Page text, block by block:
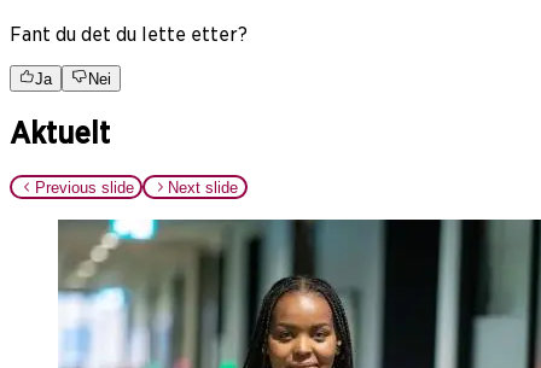
Fant du det du lette etter?
Ja Nei
Aktuelt
Previous slide Next slide